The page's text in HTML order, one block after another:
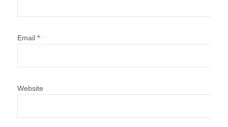
Email *
Website